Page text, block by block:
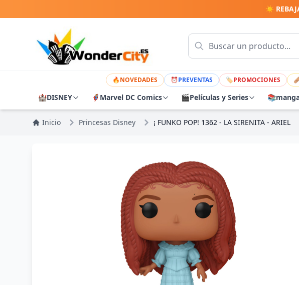
☀️
🔥NOVEDADES ⏰PREVENTAS 🏷PROMOCIONES
🏰DISNEY 🦸 Marvel DC Comics 🎬Películas y Series 📚
Inicio Princesas Disney ¡ FUNKO POP! 1362 - LA SIRENITA - ARIEL